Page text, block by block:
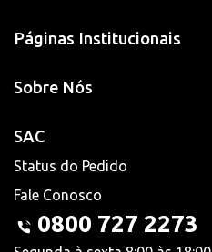
Páginas Institucionais
Sobre Nós
SAC
Status do Pedido
Fale Conosco
0800 727 2273